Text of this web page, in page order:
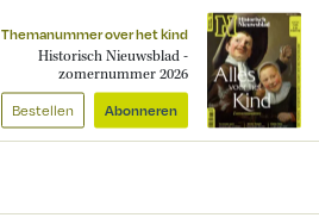
Themanummer over het kind
Historisch Nieuwsblad -
zomernummer 2026
Bestellen Abonneren